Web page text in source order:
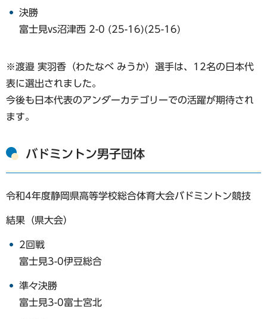
決勝
富士見vs沼津西 2-0 (25-16)(25-16)
※渡邉 実羽香（わたなべ みうか）選手は、12名の日本代
表に選出されました。
今後も日本代表のアンダーカテゴリーでの活躍が期待され
ます。
バドミントン男子団体
令和4年度静岡県高等学校総合体育大会バドミントン競技
結果（県大会）
2回戦
富士見3-0伊豆総合
準々決勝
富士見3-0富士宮北